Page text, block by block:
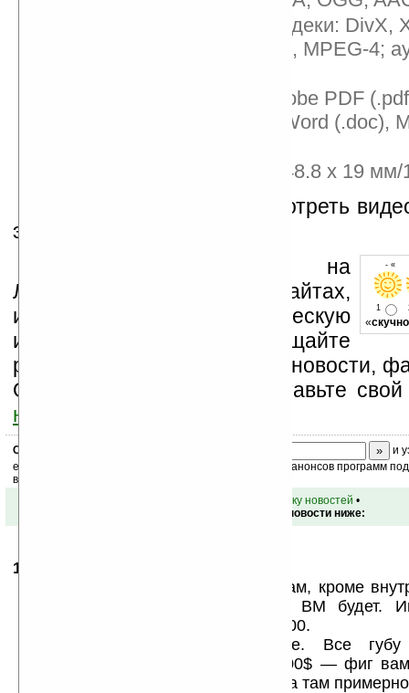
Видеоплеер: Видео-кодеки: DivX,
Simple Profile, MPEG-2, MPEG-4;
Просмотр файлов: Adobe PDF
PowerPoint (.ppt), MS Word (.doc),
Размеры/вес: 107.3 x 48.8 x 19 мм/
вы сможете посмотреть
этого проектора.
- «
1
«скучно
Устанавливайте линк на
Ладошки на своих сайтах,
изучайте коммерческую
информацию, посещайте
разделы сайта (форум, чат, новости,
Оцените эту новость и оставьте
ниже на странице
Скоро
и
ежедневный или еженедельный дайджест новостей, анонсов программ
ваш почтовый ящик.
вернуться к списку новостей •
Обсуждение этой новости ниже:
13.03.2009
Samsung i7410 по всем параметрам, кроме
Омниа. И скорее всего тож на ВМ будет.
специфическое разрешение 240х400.
Ну а цены, конечно, ломовые. Все губу
пикапроэкторы будут стоить по 300$ — фиг
это дороже чем нокия 5800. Та куда там